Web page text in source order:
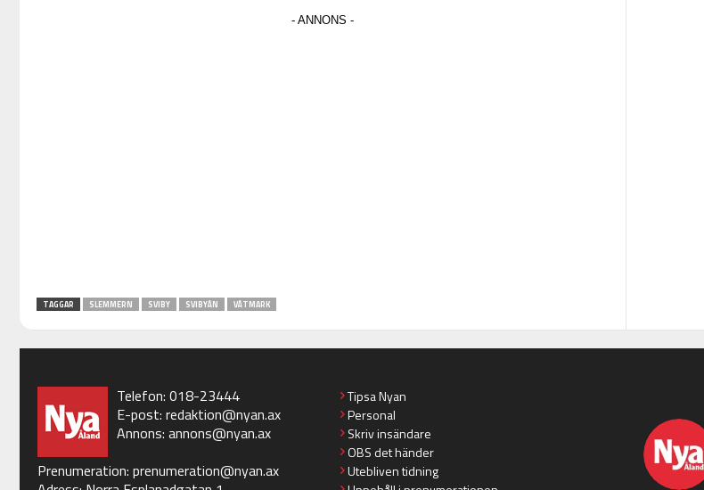
TAGGAR SLEMMERN SVIBY SVIBYÅN VÅTMARK
Telefon: 018-23444
E-post: redaktion@nyan.ax
Annons: annons@nyan.ax
Prenumeration: prenumeration@nyan.ax
Tipsa Nyan
Personal
Skriv insändare
OBS det händer
Utebliven tidning